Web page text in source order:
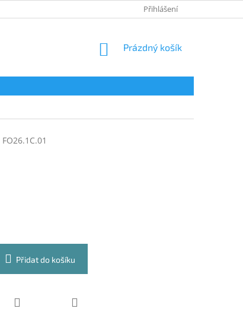
Přihlášení
NÁKUPNÍ
Prázdný košík
FO26.1C.01
Přidat do košíku